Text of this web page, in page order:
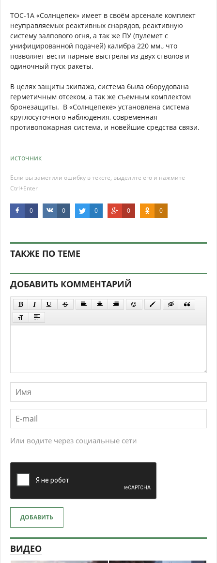
ТОС-1А «Солнцепек» имеет в своём арсенале комплект
неуправляемых реактивных снарядов, реактивную
систему залпового огня, а так же ПУ (пулемет с
унифицированной подачей) калибра 220 мм., что
позволяет вести парные выстрелы из двух стволов и
одиночный пуск ракеты.
В целях защиты экипажа, система была оборудована
герметичным отсеком, а так же съемным комплектом
бронезащиты. В «Солнцепеке» установлена система
круглосуточного наблюдения, современная
противопожарная система, и новейшие средства связи.
источник
Если вы заметили ошибку в тексте, выделите его и нажмите
Ctrl+Enter
0 0 0 0 0
ТАКЖЕ ПО ТЕМЕ
ДОБАВИТЬ КОММЕНТАРИЙ
Или водите через социальные сети
ДОБАВИТЬ
ВИДЕО